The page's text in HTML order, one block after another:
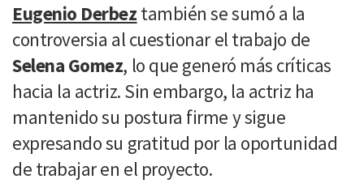
Eugenio Derbez también se sumó a la
controversia al cuestionar el trabajo de
Selena Gomez, lo que generó más críticas
hacia la actriz. Sin embargo, la actriz ha
mantenido su postura firme y sigue
expresando su gratitud por la oportunidad
de trabajar en el proyecto.